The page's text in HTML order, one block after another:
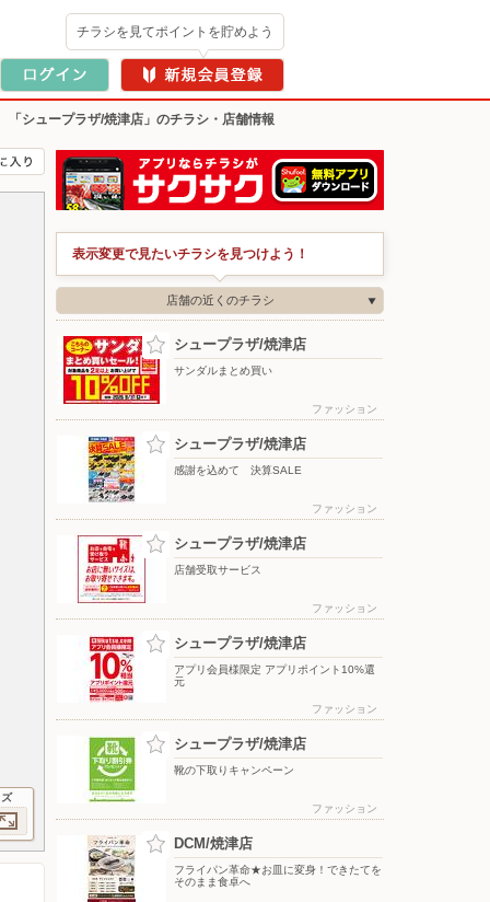
チラシを見てポイントを貯めよう
「シュープラザ/焼津店」のチラシ・店舗情報
表示変更で見たいチラシを見つけよう！
店舗の近くのチラシ
シュープラザ/焼津店
サンダルまとめ買い
ファッション
シュープラザ/焼津店
感謝を込めて 決算SALE
ファッション
シュープラザ/焼津店
店舗受取サービス
ファッション
シュープラザ/焼津店
アプリ会員様限定 アプリポイント10%還
元
ファッション
シュープラザ/焼津店
靴の下取りキャンペーン
ファッション
DCM/焼津店
フライパン革命★お皿に変身！できたてを
そのまま食卓へ